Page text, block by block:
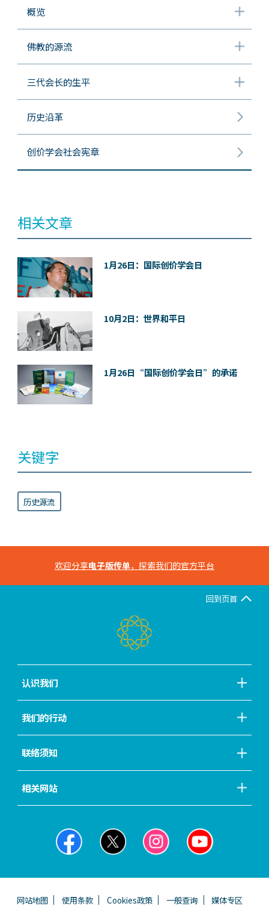
概览
佛教的源流
三代会长的生平
历史沿革
创价学会社会宪章
相关文章
1月26日：国际创价学会日
10月2日：世界和平日
1月26日“国际创价学会日”的承诺
关键字
历史源流
欢迎分享电子版传单，探索我们的官方平台
回到页首
认识我们
我们的行动
联络须知
相关网站
网站地图 使用条款 Cookies政策 一般查询 媒体专区